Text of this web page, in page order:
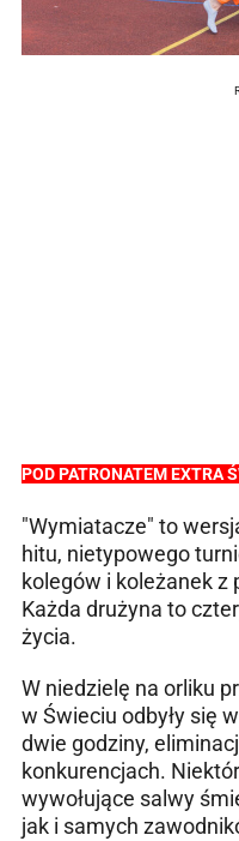
POD PATRONATEM EXTRA
"Wymiatacze" to
hitu, nietypowego
kolegów i koleżanek z
Każda drużyna to
życia.
W niedzielę na orliku
w Świeciu odbyły się
dwie godziny,
konkurencjach.
wywołujące salwy
jak i samych